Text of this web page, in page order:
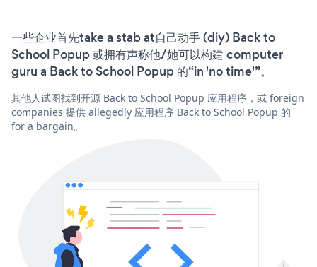
一些企业首先take a stab at自己动手 (diy) Back to
School Popup 或拥有声称他/她可以构建 computer
guru a Back to School Popup 的“in 'no time'”。
其他人试图找到开源 Back to School Popup 应用程序，或 foreign
companies 提供 allegedly 应用程序 Back to School Popup 的
for a bargain。